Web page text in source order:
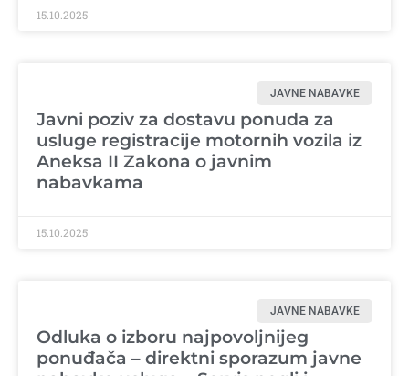
15.10.2025
JAVNE NABAVKE
Javni poziv za dostavu ponuda za
usluge registracije motornih vozila iz
Aneksa II Zakona o javnim
nabavkama
15.10.2025
JAVNE NABAVKE
Odluka o izboru najpovoljnijeg
ponuđača – direktni sporazum javne